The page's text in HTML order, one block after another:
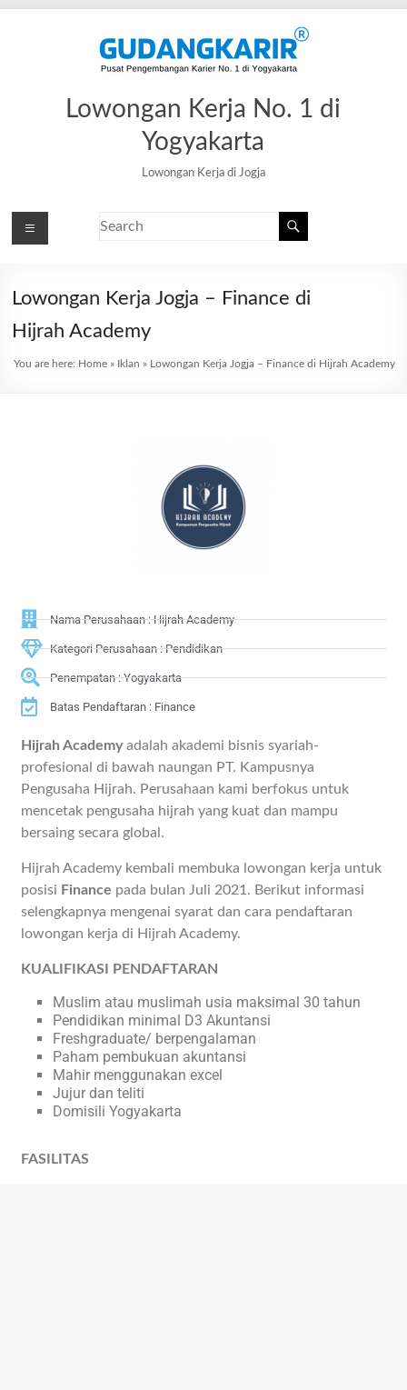
Lowongan Kerja No. 1 di
Yogyakarta
Lowongan Kerja di Jogja
Lowongan Kerja Jogja – Finance di
Hijrah Academy
You are here: Home» Iklan » Lowongan Kerja Jogja – Finance di Hijrah Academy
Nama Perusahaan : Hijrah Academy
Kategori Perusahaan : Pendidikan
Penempatan : Yogyakarta
Batas Pendaftaran : Finance
Hijrah Academyadalah akademi bisnis syariah-
profesional di bawah naungan PT. Kampusnya
Pengusaha Hijrah. Perusahaan kami berfokus untuk
mencetak pengusaha hijrah yang kuat dan mampu
bersaing secara global.
Hijrah Academy kembali membuka lowongan kerja untuk
posisi Finance pada bulan Juli 2021. Berikut informasi
selengkapnya mengenai syarat dan cara pendaftaran
lowongan kerja di Hijrah Academy.
KUALIFIKASI PENDAFTARAN
Muslim atau muslimah usia maksimal 30 tahun
Pendidikan minimal D3 Akuntansi
Freshgraduate/ berpengalaman
Paham pembukuan akuntansi
Mahir menggunakan excel
Jujur dan teliti
Domisili Yogyakarta
FASILITAS